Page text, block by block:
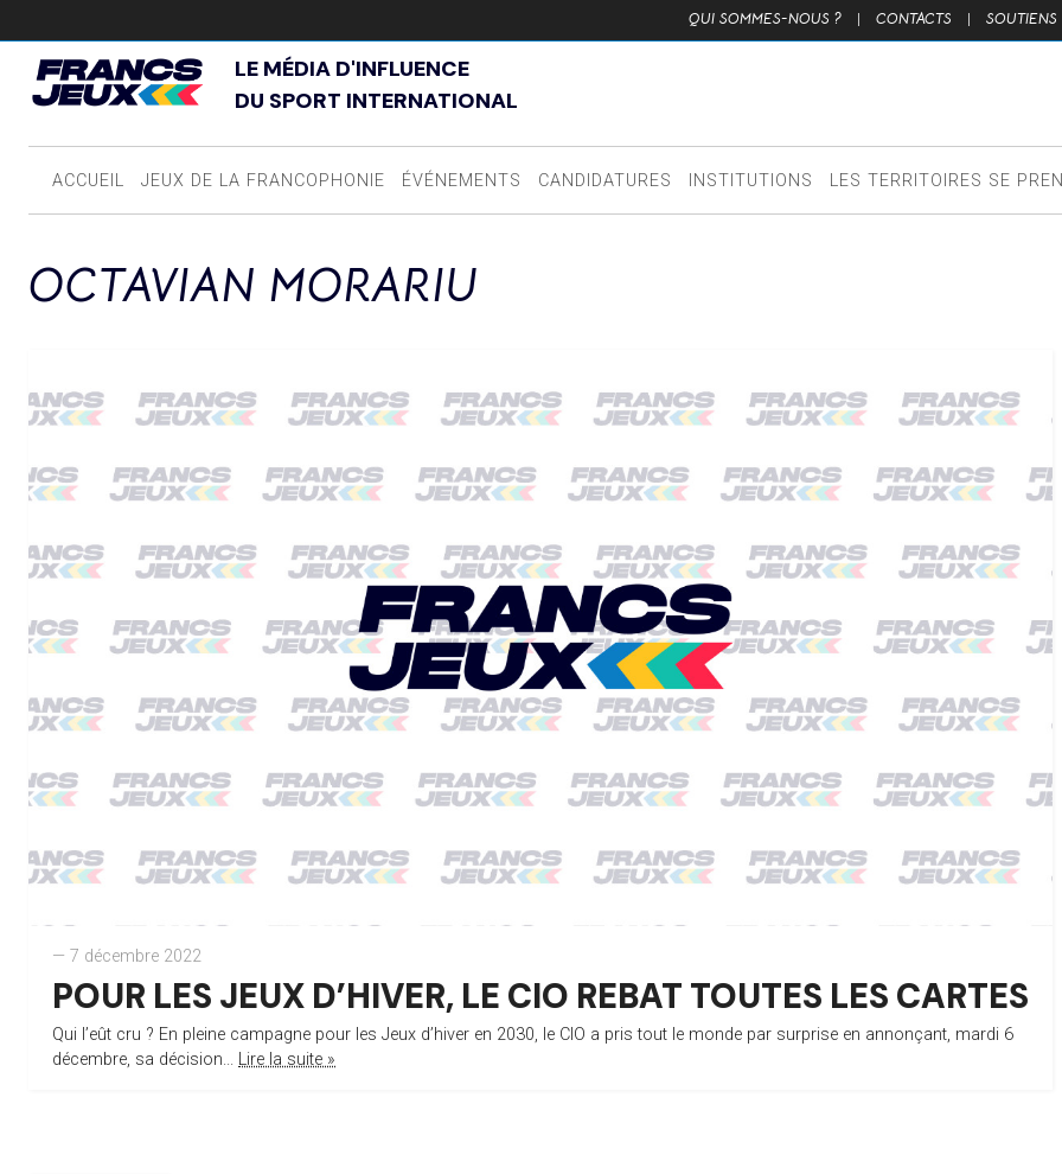
QUI SOMMES-NOUS ? | CONTACTS | SOUTIENS
LE MÉDIA D'INFLUENCE
DU SPORT INTERNATIONAL
ACCUEIL JEUX DE LA FRANCOPHONIE ÉVÉNEMENTS CANDIDATURES INSTITUTIONS LES TERRITOIRES SE
OCTAVIAN MORARIU
— 7 décembre 2022
POUR LES JEUX D’HIVER, LE CIO REBAT TOUTES LES CARTES
Qui l’eût cru ? En pleine campagne pour les Jeux d’hiver en 2030, le CIO a pris tout le monde par surprise en annonçant, mardi 6
décembre, sa décision... Lire la suite »